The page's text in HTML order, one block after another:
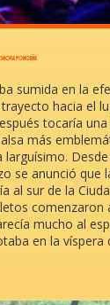
PONCEÑA
sumida en la
hacia el
tocaría una
más
larguísimo.
se anunció que
al sur de la
comenzaron
mucho al
en la víspera